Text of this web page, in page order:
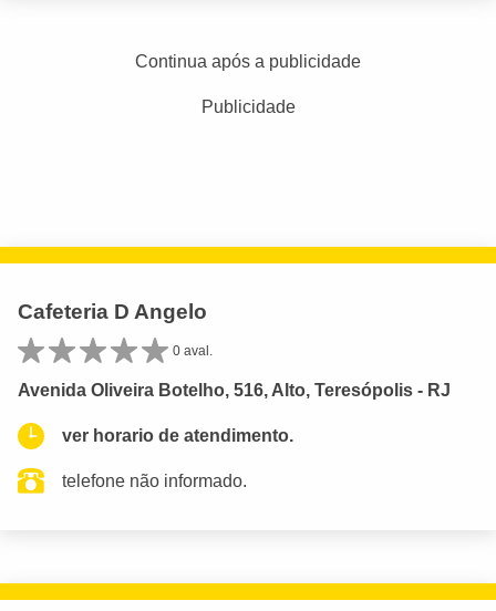
Continua após a publicidade
Publicidade
Cafeteria D Angelo
0 aval.
Avenida Oliveira Botelho, 516, Alto, Teresópolis - RJ
ver horario de atendimento.
telefone não informado.